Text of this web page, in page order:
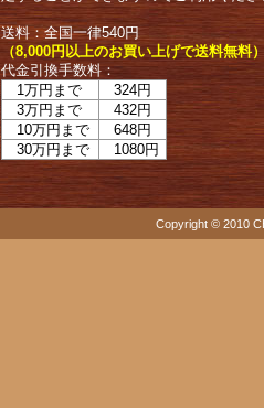
送料：全国一律540円
（8,000円以上のお買い上げで送料無料
代金引換手数料：
1万円まで
324円
3万円まで
432円
10万円まで
648円
30万円まで
1080円
Copyright © 2010